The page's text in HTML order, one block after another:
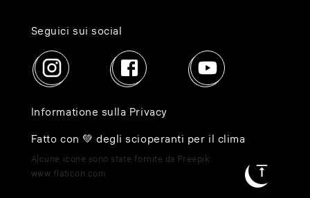
Seguici sui social
Informatione sulla Privacy
Fatto con 💚 degli scioperanti per il clima
Alcune icone sono state fornite da Freepik:
www.flaticon.com